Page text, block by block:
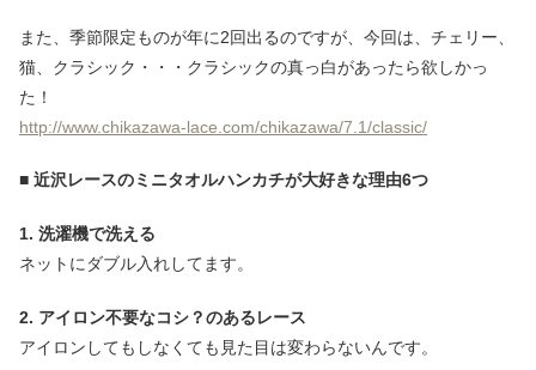
また、季節限定ものが年に2回出るのですが、今回は、チェリー、
猫、クラシック・・・クラシックの真っ白があったら欲しかっ
た！
http://www.chikazawa-lace.com/chikazawa/7.1/classic/
■ 近沢レースのミニタオルハンカチが大好きな理由6つ
1. 洗濯機で洗える
ネットにダブル入れしてます。
2. アイロン不要なコシ？のあるレース
アイロンしてもしなくても見た目は変わらないんです。